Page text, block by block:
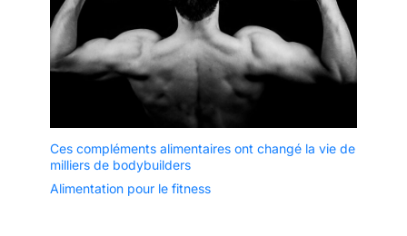
Ces compléments alimentaires ont changé la vie de
milliers de bodybuilders
Alimentation pour le fitness